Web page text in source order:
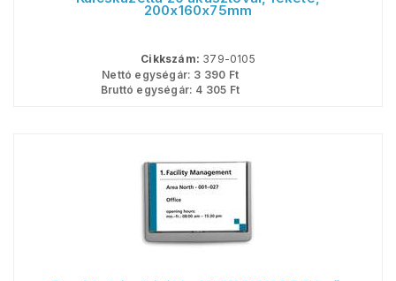
200x160x75mm
Cikkszám: 379-0105
Nettó egységár: 3 390 Ft
Bruttó egységár: 4 305 Ft